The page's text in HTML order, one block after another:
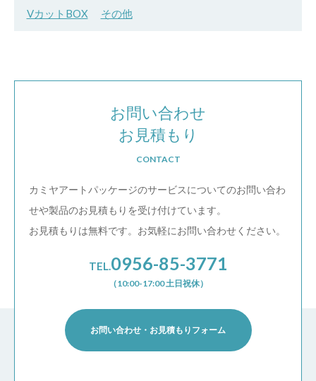
VカットBOX
その他
お問い合わせ
お見積もり
CONTACT
カミヤアートパッケージのサービスについてのお問い合わ
せや製品のお見積もりを受け付けています。
お見積もりは無料です。お気軽にお問い合わせください。
TEL.0956-85-3771
（10:00-17:00 土日祝休）
お問い合わせ・お見積もりフォーム